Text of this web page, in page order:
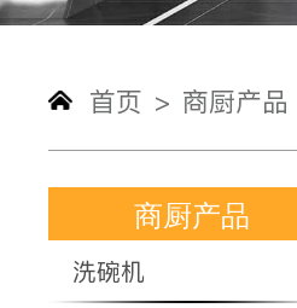
首页 > 商厨产品
商厨产品
洗碗机